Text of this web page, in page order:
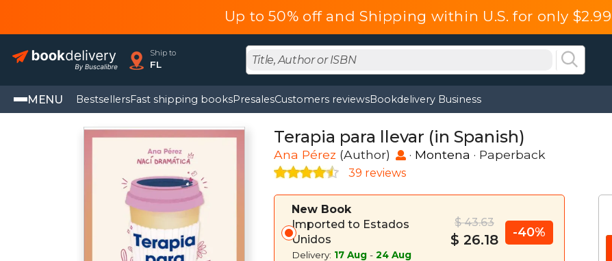
Up to 50% off and Shipping within U.S. for only $2.99
Ship to
FL
MENU BestsellersFast shipping booksPresalesCustomers reviewsBookdelivery Business
Terapia para llevar (in Spanish)
Ana Pérez (Author) · Montena · Paperback
39 reviews
New Book
Imported to Estados
Unidos
Delivery: 17 Aug - 24 Aug
$ 43.63
$ 26.18 -40%